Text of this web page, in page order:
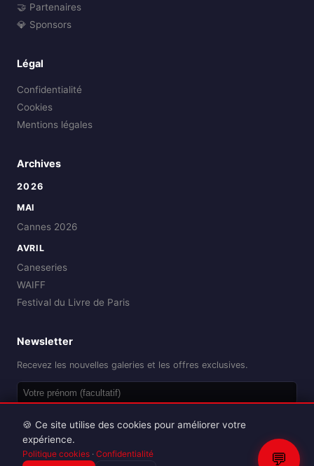
🤝 Partenaires
💎 Sponsors
Légal
Confidentialité
Cookies
Mentions légales
Archives
2026
MAI
Cannes 2026
AVRIL
Caneseries
WAIFF
Festival du Livre de Paris
Newsletter
Recevez les nouvelles galeries et les offres exclusives.
💬
🍪 Ce site utilise des cookies pour améliorer votre
expérience.
Politique cookies · Confidentialité